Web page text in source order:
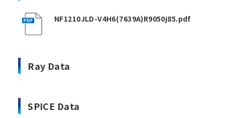
NF1210JLD-V4H6(7639A)R9050j85.pdf
Ray Data
SPICE Data